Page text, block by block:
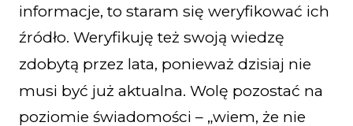
informacje, to staram się weryfikować ich
źródło. Weryfikuję też swoją wiedzę
zdobytą przez lata, ponieważ dzisiaj nie
musi być już aktualna. Wolę pozostać na
poziomie świadomości – „wiem, że nie